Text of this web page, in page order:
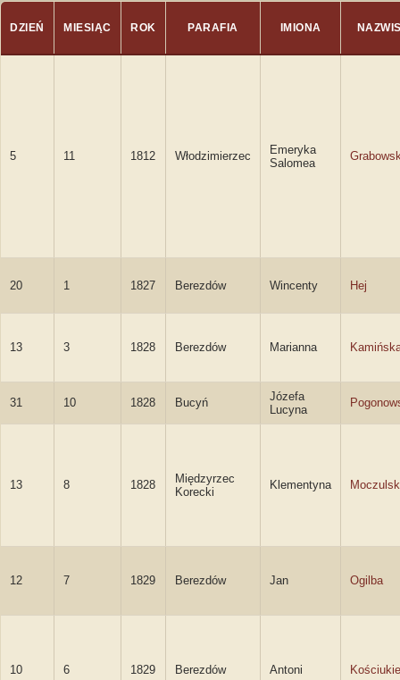
DZIEŃ MIESIĄC ROK PARAFIA IMIONA
5 11 1812 Włodzimierzec
Emeryka
Salomea
20 1 1827 Berezdów Wincenty Hej
13 3 1828 Berezdów Marianna
31 10 1828 Bucyń
Józefa
Lucyna
13 8 1828
Międzyrzec
Korecki
Klementyna
12 7 1829 Berezdów Jan Ogilba
10 6 1829 Berezdów Antoni